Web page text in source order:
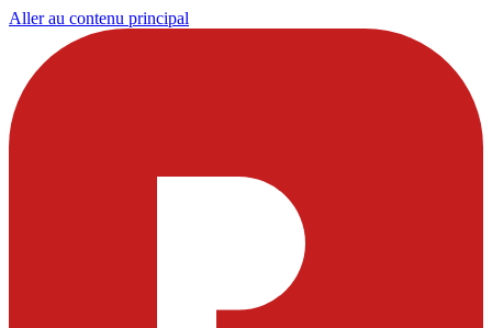
Aller au contenu principal